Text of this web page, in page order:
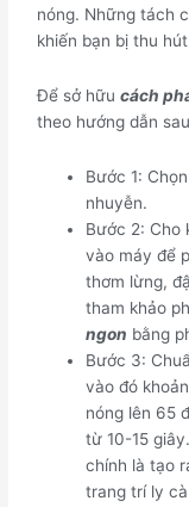
nóng. Những tách
khiến bạn bị thu
Để sở hữucách
theo hướng dẫn
Bước 1:
nhuyễn.
Bước 2: Cho
vào máy để
thơm lừng,
tham khảo
ngon bằng
Bước 3:
vào đó
nóng lên 65
từ 10-15
chính là tạo
trang trí ly